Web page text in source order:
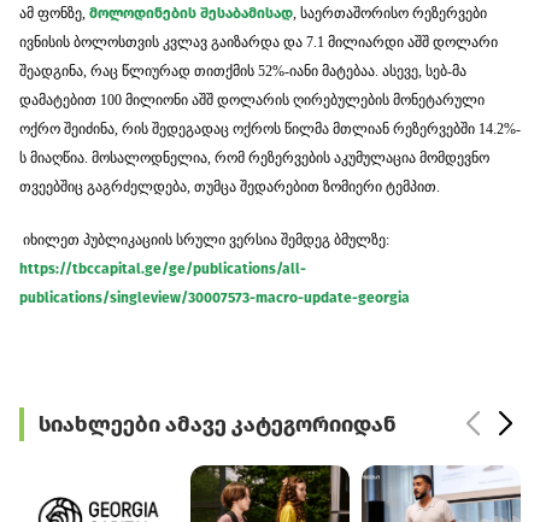
ამ ფონზე, მოლოდინების შესაბამისად, საერთაშორისო რეზერვები
ივნისის ბოლოსთვის კვლავ გაიზარდა და 7.1 მილიარდი აშშ დოლარი
შეადგინა, რაც წლიურად თითქმის 52%-იანი მატებაა. ასევე, სებ-მა
დამატებით 100 მილიონი აშშ დოლარის ღირებულების მონეტარული
ოქრო შეიძინა, რის შედეგადაც ოქროს წილმა მთლიან რეზერვებში 14.2%-
ს მიაღწია. მოსალოდნელია, რომ რეზერვების აკუმულაცია მომდევნო
თვეებშიც გაგრძელდება, თუმცა შედარებით ზომიერი ტემპით.
იხილეთ პუბლიკაციის სრული ვერსია შემდეგ ბმულზე:
https://tbccapital.ge/ge/publications/all-
publications/singleview/30007573-macro-update-georgia
სიახლეები ამავე კატეგორიიდან